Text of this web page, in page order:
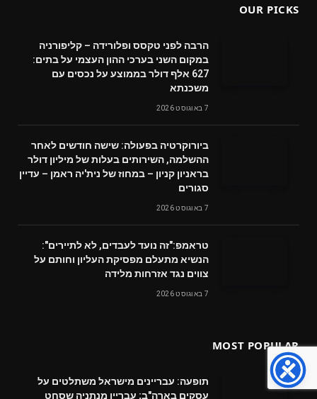
OUR PICKS
הרבה לפני טקסס ופלורידה – קליפורניה
במקום השני בערכי ההון העצמי על בתים:
627 אלף דולר בממוצע על נכסים עם
משכנתא
7 באוגוסט 2026
ביורוקרטיה בפעולה: שישה חודשים לאחר
ההשלמה, השירותים בעלות של מיליון דולר
בראניון קניון – במחוז של נית'יה ראמן – עדיין
סגורים
7 באוגוסט 2026
טראמפ:"זה נועד לעבדים, לא לתיירים":
הנשיא מתעלם מפסיקת העליון וחותם על
צווים נגד אזרחות מלידה
7 באוגוסט 2026
MOST POPULAR
תופעה: עבריינים מישראל משתלטים על
עסקים בארה"ב; עבריין מנתניה שסחט